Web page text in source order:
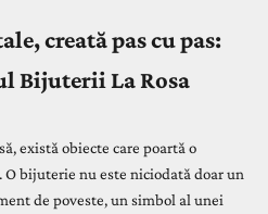
creată pas cu pas:
Bijuterii La Rosa
există obiecte care poartă o
bijuterie nu este niciodată doar un
de poveste, un simbol al unei